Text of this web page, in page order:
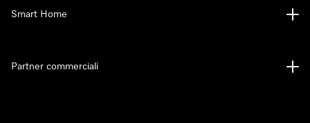
Smart Home
Partner commerciali